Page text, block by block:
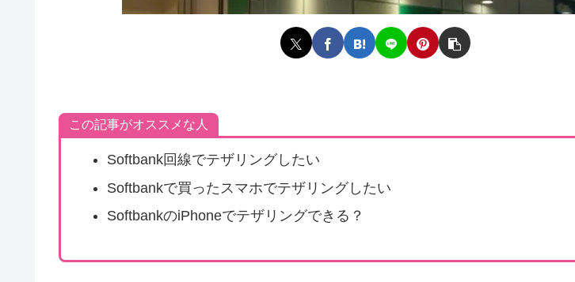
この記事がオススメな人
Softbank回線でテザリングしたい
Softbankで買ったスマホでテザリングしたい
SoftbankのiPhoneでテザリングできる？